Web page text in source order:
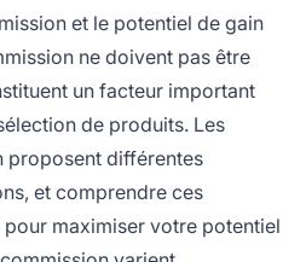
et le potentiel de gain
ne doivent pas être
un facteur important
de produits. Les
proposent différentes
et comprendre ces
maximiser votre potentiel